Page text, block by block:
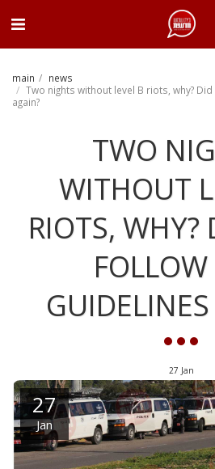
main
news
Two nights without level B riots, why?
again?
TWO
WITHOUT
RIOTS, WHY?
27 Jan
27
Jan